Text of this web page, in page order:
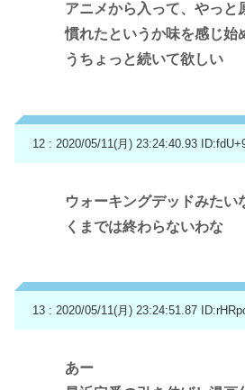
アニメから入って、やっと
慣れたというか味を感じ始
うちょっと続いて欲しい
12 : 2020/05/11(月) 23:24:40.93
ウォーキングデッドみたい
くまでは終わらないわな
13 : 2020/05/11(月) 23:24:51.87
あー